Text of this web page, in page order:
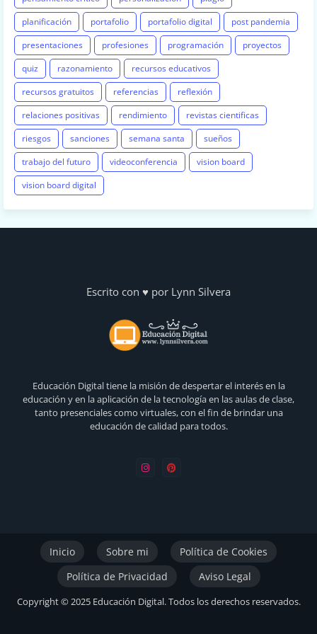
planificación
portafolio portafolio digital
post pandemia
presentaciones
profesiones programación
proyectos
quiz
razonamiento
recursos educativos
recursos gratuitos
referencias
reflexión
relaciones positivas
rendimiento
revistas cientificas
riesgos
sanciones semana santa
sueños
trabajo del futuro
videoconferencia
vision board
vision board digital
Escrito con ♥ por Lynn Silvera
Educación Digital tiene la misión de despertar el interés en la
educación y en la aplicación de la tecnología en las aulas de clase,
tanto presenciales como virtuales, con el fin de brindar una
educación de calidad para todos.
Inicio Sobre mi
Política de Cookies
Política de Privacidad
Aviso Legal
Copyright © 2025 Educación Digital. Todos los derechos reservados.